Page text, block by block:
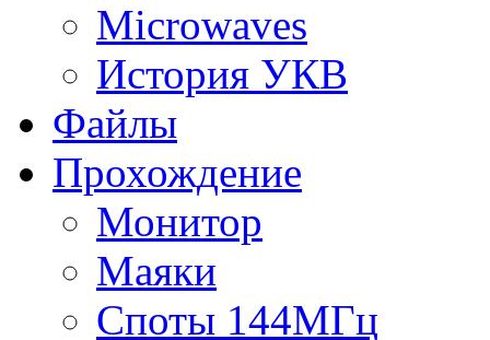
Microwaves
История УКВ
Файлы
Прохождение
Монитор
Маяки
Споты 144МГц